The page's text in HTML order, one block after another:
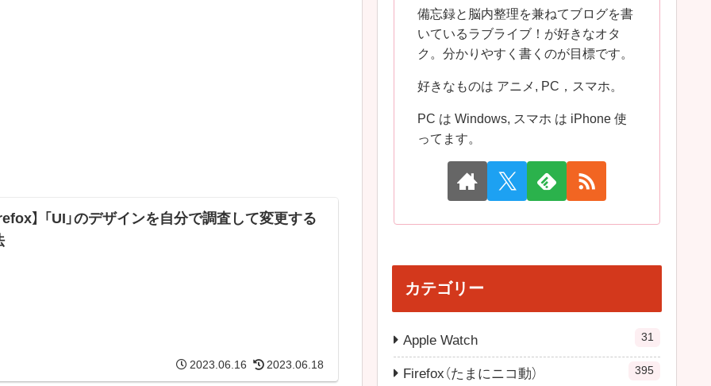
】 「UI」のデザインを自分で調査して変更する
2023.06.16 2023.06.18
備忘録と脳内整理を兼ねてブログを書
いているラブライブ！が好きなオタ
ク。分かりやすく書くのが目標です。
好きなものは アニメ, PC，スマホ。
PC は Windows, スマホ は iPhone 使
ってます。
カテゴリー
Apple Watch 31
Firefox（たまにニコ動） 395